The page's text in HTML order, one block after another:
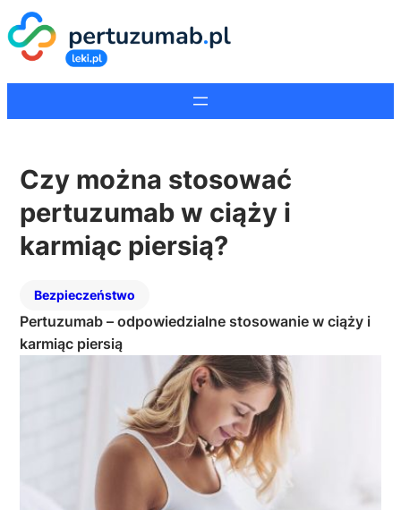
Czy można stosować
pertuzumab w ciąży i
karmiąc piersią?
Bezpieczeństwo
Pertuzumab – odpowiedzialne stosowanie w ciąży i
karmiąc piersią